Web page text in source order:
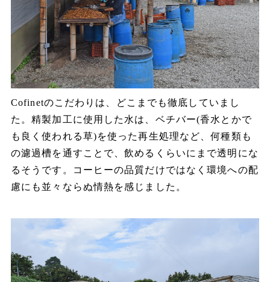
Cofinetのこだわりは、どこまでも徹底していまし
た。精製加工に使用した水は、ベチバー(香水とかで
も良く使われる草)を使った再生処理など、何種類も
の濾過槽を通すことで、飲めるくらいにまで透明にな
るそうです。コーヒーの品質だけではなく環境への配
慮にも並々ならぬ情熱を感じました。